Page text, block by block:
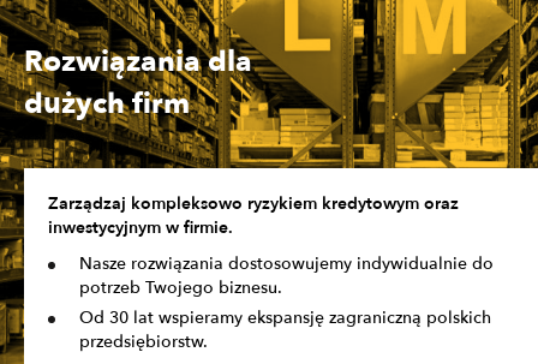
Rozwiązania dla
dużych firm
Zarządzaj kompleksowo ryzykiem kredytowym oraz
inwestycyjnym w firmie.
Nasze rozwiązania dostosowujemy indywidualnie do
potrzeb Twojego biznesu.
Od 30 lat wspieramy ekspansję zagraniczną polskich
przedsiębiorstw.